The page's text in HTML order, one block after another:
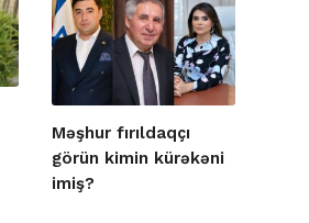
Məşhur fırıldaqçı
görün kimin kürəkəni
imiş?